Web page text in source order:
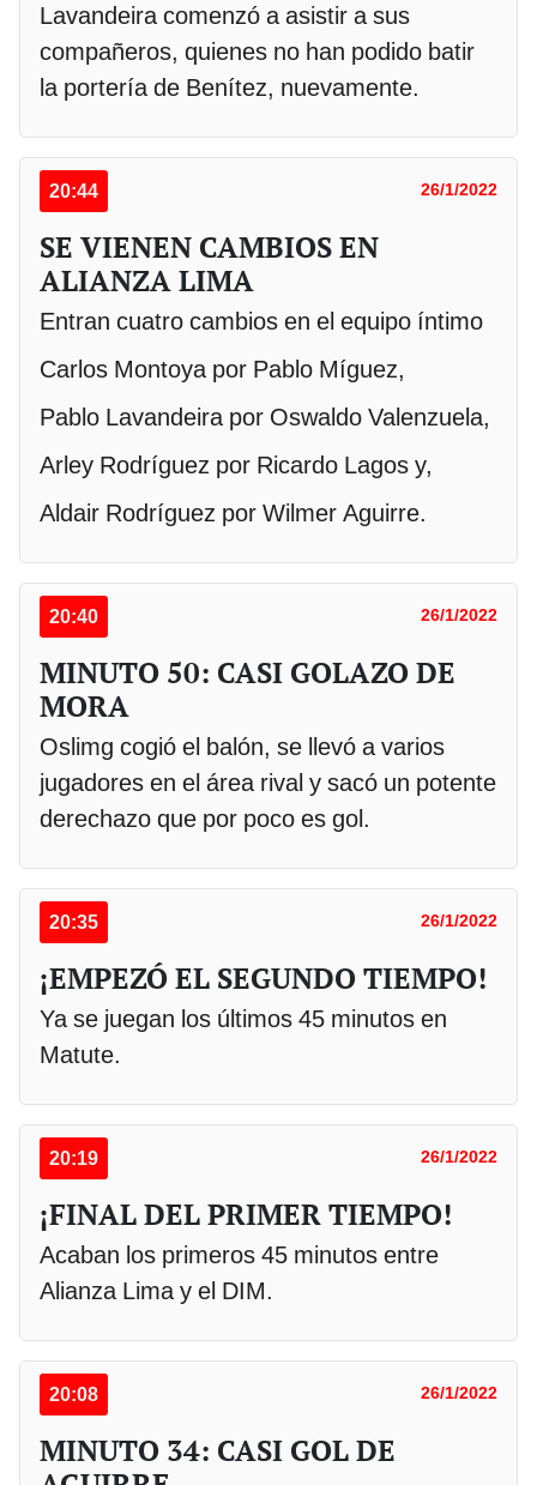
Lavandeira comenzó a asistir a sus
compañeros, quienes no han podido batir
la portería de Benítez, nuevamente.
20:44 26/1/2022
SE VIENEN CAMBIOS EN
ALIANZA LIMA
Entran cuatro cambios en el equipo íntimo
Carlos Montoya por Pablo Míguez,
Pablo Lavandeira por Oswaldo Valenzuela,
Arley Rodríguez por Ricardo Lagos y,
Aldair Rodríguez por Wilmer Aguirre.
20:40 26/1/2022
MINUTO 50: CASI GOLAZO DE
MORA
Oslimg cogió el balón, se llevó a varios
jugadores en el área rival y sacó un potente
derechazo que por poco es gol.
20:35 26/1/2022
¡EMPEZÓ EL SEGUNDO TIEMPO!
Ya se juegan los últimos 45 minutos en
Matute.
20:19 26/1/2022
¡FINAL DEL PRIMER TIEMPO!
Acaban los primeros 45 minutos entre
Alianza Lima y el DIM.
20:08 26/1/2022
MINUTO 34: CASI GOL DE